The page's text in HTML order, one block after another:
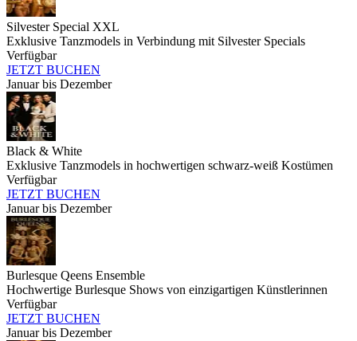
Silvester Special XXL
Exklusive Tanzmodels in Verbindung mit Silvester Specials
Verfügbar
JETZT BUCHEN
Januar bis Dezember
Black & White
Exklusive Tanzmodels in hochwertigen schwarz-weiß Kostümen
Verfügbar
JETZT BUCHEN
Januar bis Dezember
Burlesque Qeens Ensemble
Hochwertige Burlesque Shows von einzigartigen Künstlerinnen
Verfügbar
JETZT BUCHEN
Januar bis Dezember